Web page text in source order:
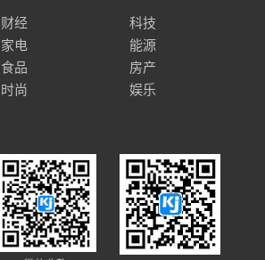
财经
科技
家电
能源
食品
房产
时尚 娱乐